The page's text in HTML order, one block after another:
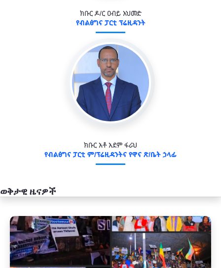
ክቡር ዶ/ር ዐብይ አህመድ
የብልፅግና ፓርቲ ፕሬዚዳንት
ክቡር አቶ አደም ፋራህ
የብልፅግና ፓርቲ ም/ፕሬዚዳንትና የዋና ጽ/ቤት ኃላፊ
ወቅታዊ ዜናዎች
አዲስ